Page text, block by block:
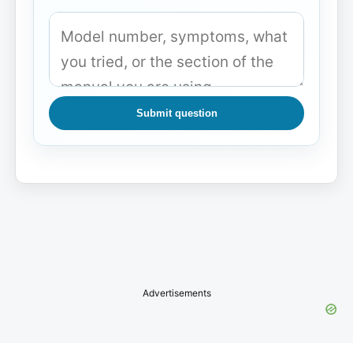
Submit question
Advertisements